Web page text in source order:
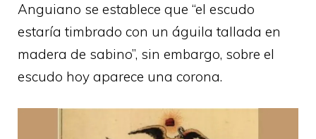
Anguiano se establece que “el escudo
estaría timbrado con un águila tallada en
madera de sabino”, sin embargo, sobre el
escudo hoy aparece una corona.